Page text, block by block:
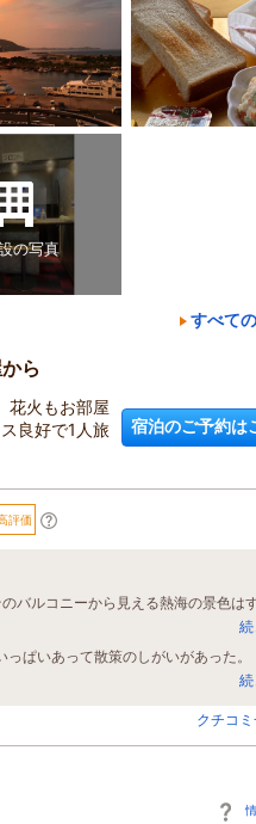
の写真
すべて
ら
花火もお部屋
良好で1人旅
宿泊のご予約は
評価
ぱいあって散策のしがいがあった。
クチコ